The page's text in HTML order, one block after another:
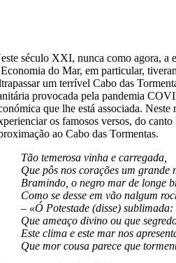
século XXI, nunca como agora, a
do Mar, em particular,
um terrível Cabo das
provocada pela pandemia
que lhe está associada. Neste
os famosos versos, do
ao Cabo das Tormentas.
Tão temerosa vinha e carregada,
Que pôs nos corações um grande
Bramindo, o negro mar de longe
Como se desse em vão nalgum
– «Ó Potestade (disse) sublimada:
Que ameaço divino ou que
Este clima e este mar nos
Que mor cousa parece que